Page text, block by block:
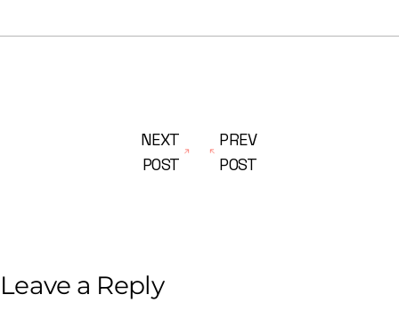
PREV
POST
NEXT
POST
Leave a Reply